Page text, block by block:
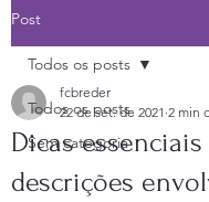
Post
Todos os posts
Sem categoria
Todos os posts
Dicas
descrições
fcbreder
22 de set. de 2021 2 min